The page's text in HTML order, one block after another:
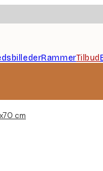
RammerTilbud
cm